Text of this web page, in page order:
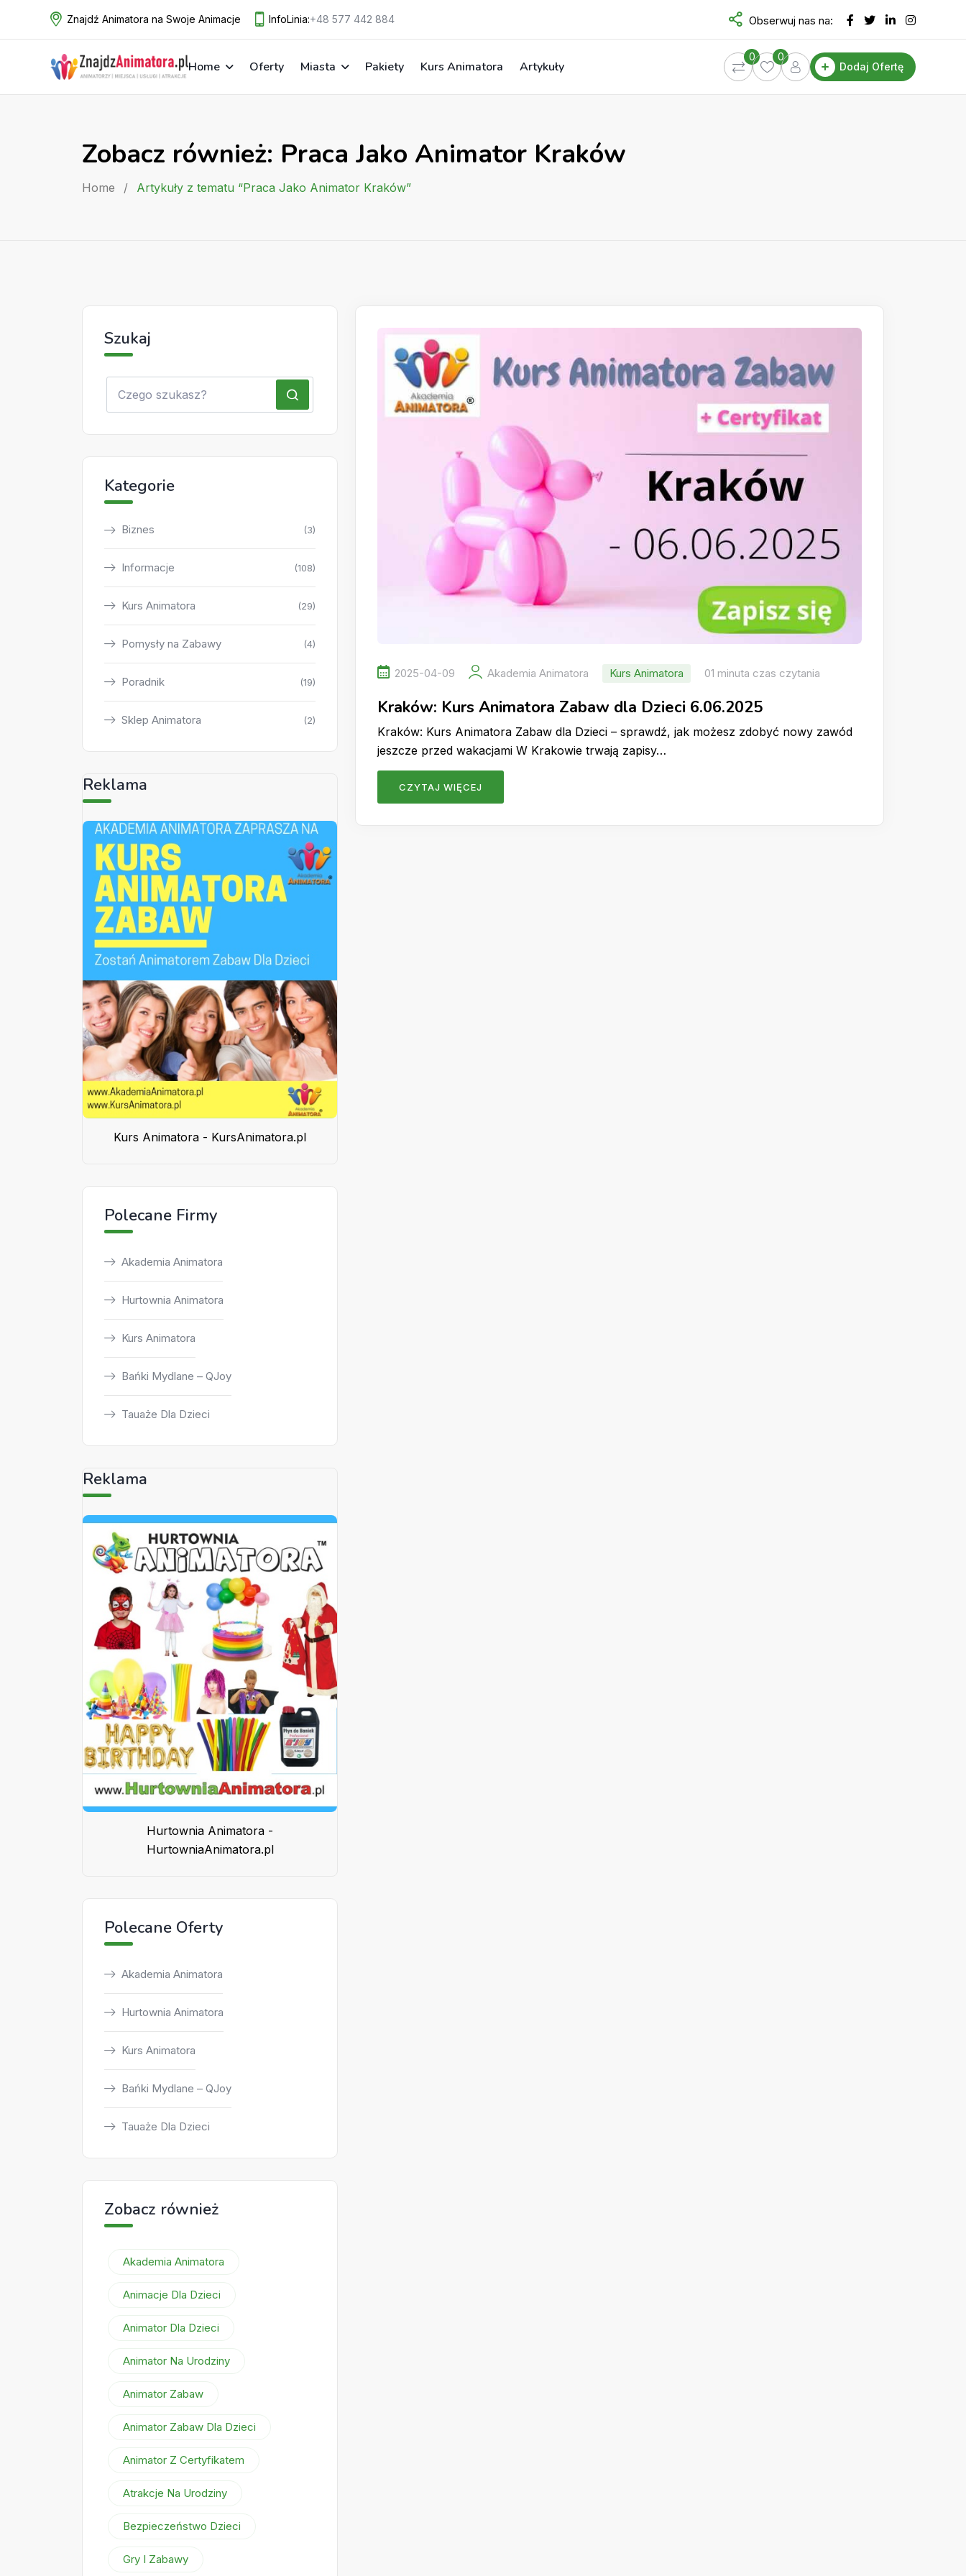
Znajdź Animatora na Swoje Animacje InfoLinia:+48 577 442 884 Obserwuj nas na:
Home Oferty Miasta Pakiety Kurs Animatora Artykuły
0
0
Dodaj Ofertę
Zobacz również: Praca Jako Animator Kraków
Home / Artykuły z tematu “Praca Jako Animator Kraków”
2025-04-09 Akademia Animatora Kurs Animatora 01 minuta czas czytania
Kraków: Kurs Animatora Zabaw dla Dzieci 6.06.2025
Kraków: Kurs Animatora Zabaw dla Dzieci – sprawdź, jak możesz zdobyć nowy zawód
jeszcze przed wakacjami W Krakowie trwają zapisy…
CZYTAJ WIĘCEJ
Szukaj
Kategorie
Biznes (3)
Informacje (108)
Kurs Animatora (29)
Pomysły na Zabawy (4)
Poradnik (19)
Sklep Animatora (2)
Reklama
Kurs Animatora - KursAnimatora.pl
Polecane Firmy
Akademia Animatora
Hurtownia Animatora
Kurs Animatora
Bańki Mydlane – QJoy
Tauaże Dla Dzieci
Reklama
Hurtownia Animatora -
HurtowniaAnimatora.pl
Polecane Oferty
Akademia Animatora
Hurtownia Animatora
Kurs Animatora
Bańki Mydlane – QJoy
Tauaże Dla Dzieci
Zobacz również
Akademia Animatora
Animacje Dla Dzieci
Animator Dla Dzieci
Animator Na Urodziny
Animator Zabaw
Animator Zabaw Dla Dzieci
Animator Z Certyfikatem
Atrakcje Na Urodziny
Bezpieczeństwo Dzieci
Gry I Zabawy